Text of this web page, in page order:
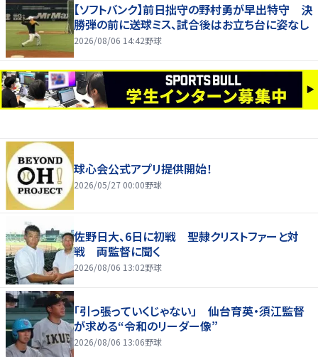
【ソフトバンク】前日拙守の野村勇が早出特守 決
勝弾の前に送球ミス、試合後はお立ち台に姿なし
2026/08/06 14:42野球
球心会公式アプリ提供開始！
2026/05/27 00:00野球
佐野日大、6日に初戦 聖隷クリストファーと対
戦 両監督に聞く
2026/08/06 13:02野球
「引っ張っていくじゃない」 仙台育英・須江監督
が求める“令和のリーダー像”
2026/08/06 13:06野球